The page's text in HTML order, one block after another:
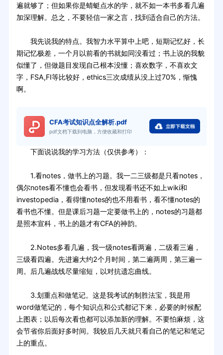
遍就够了；但如果你是蜻蜓点水的学，就不如一本书多看几遍
加深理解。总之，不要轻信一家之言，找到适合自己的方法。
我先说我的特点。我智力水平算中上吧，短期记忆好，长
期记忆极差，一个月以前看的书就如同没看过；书上说的我貌
似懂了，但做题目发现自己根本没懂；喜欢数字，不喜欢文
字，FSA,FI等比较好，ethics三次成绩从没上过70%，惭愧
啊。
CFA考试知识点全解析.pdf
pdf文档下载到电脑，方便收藏和打印
下面说说我的学习方法（仅供参考）：
1.看notes，做书上的习题。我一二三级都是只看notes，
偶尔notes看不懂也会看书，但发现看书还不如上wiki和
investopedia，看得懂notes的也不用看书，看不懂notes的
看书也不懂。但是课后习题一定要做书上的，notes的习题都
是照本宣科，书上的题才有CFA的神韵。
2.Notes多看几遍，我一级notes看两遍，二级看三遍，
三级看四遍。先进遍大约2个月时间，第二遍两周，第三遍一
周。后几遍战线尽量缩短，以对抗遗忘曲线。
3.划重点和做笔记。这是我考试的制胜法宝，我是用
word做笔记的，每个知识点和公式都记下来，必要的时候配
上图表；以后每次看也都可以添加新的理解。不要怕麻烦，这
会节省你后面好多时间。我较后几天就只看自己的笔记和笔记
上的重点。